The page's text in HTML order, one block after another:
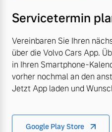
Servicetermin
Vereinbaren Sie Ihren
über die Volvo Cars App.
in Ihren Smartphone-
vorher nochmal an den
Jetzt App laden und
Google Play Store